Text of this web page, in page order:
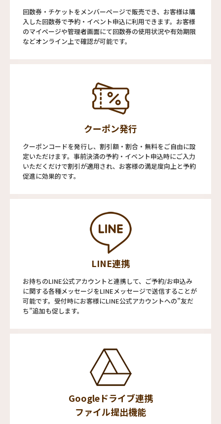
回数券・チケットをメンバーページで販売でき、お客様は購
入した回数券で予約・イベント申込に利用できます。お客様
のマイページや管理者画面にて回数券の使用状況や有効期限
などオンライン上で確認が可能です。
クーポン発行
クーポンコードを発行し、割引額・割合・無料をご自由に設
定いただけます。事前決済の予約・イベント申込時にご入力
いただくだけで割引が適用され、お客様の満足度向上と予約
促進に効果的です。
LINE連携
お持ちのLINE公式アカウントと連携して、ご予約/お申込み
に関する各種メッセージをLINEメッセージで送信することが
可能です。受付時にお客様にLINE公式アカウントへの”友だ
ち”追加も促します。
Googleドライブ連携
ファイル提出機能